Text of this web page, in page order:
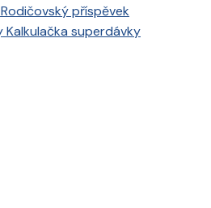
Rodičovský příspěvek
Kalkulačka superdávky